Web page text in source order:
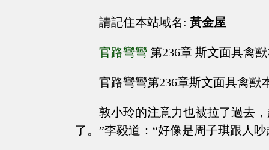
請記住本站域名: 黃金屋
官路彎彎 第236章 斯文面具禽
官路彎彎第236章斯文面具禽獸
敦小玲的注意力也被拉了過去
了。”李毅道：“好像是周子琪跟人